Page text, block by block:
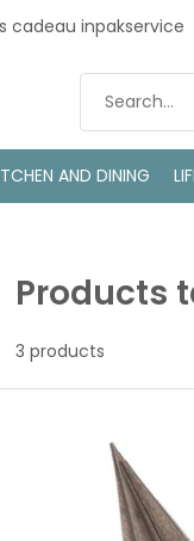
cadeau inpakservice
AND DINING
Products
3 products